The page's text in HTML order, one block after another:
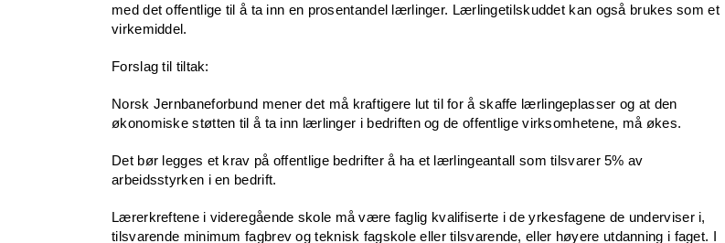
med det offentlige til å ta inn en prosentandel lærlinger. Lærlingetilskuddet kan også brukes som et
virkemiddel.
Forslag til tiltak:
Norsk Jernbaneforbund mener det må kraftigere lut til for å skaffe lærlingeplasser og at den
økonomiske støtten til å ta inn lærlinger i bedriften og de offentlige virksomhetene, må økes.
Det bør legges et krav på offentlige bedrifter å ha et lærlingeantall som tilsvarer 5% av
arbeidsstyrken i en bedrift.
Lærerkreftene i videregående skole må være faglig kvalifiserte i de yrkesfagene de underviser i,
tilsvarende minimum fagbrev og teknisk fagskole eller tilsvarende, eller høyere utdanning i faget. I